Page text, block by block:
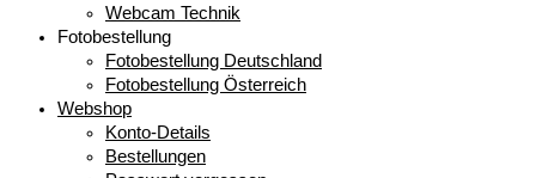
Webcam Technik
Fotobestellung
Fotobestellung Deutschland
Fotobestellung Österreich
Webshop
Konto-Details
Bestellungen